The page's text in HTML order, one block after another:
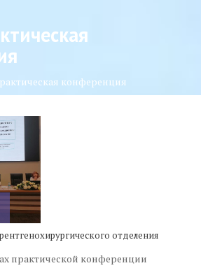
конференция
отделения
практической конференции